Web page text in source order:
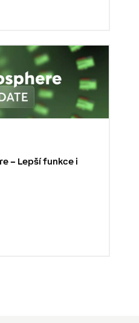
– Lepší funkce i